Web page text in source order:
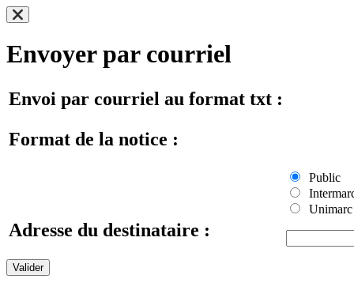
Envoyer par courriel
Envoi par courriel au format txt :
Format de la notice :
Public
Unimarc
Adresse du destinataire :